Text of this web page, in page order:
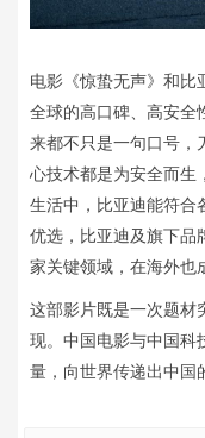
电影《惊蛰无声》和
全球的高口碑、高安全
来都不只是一句口号，
心技术都是为安全而生
生活中，比亚迪能符合
优选，比亚迪及旗下品
家关键领域，在海外也
这部影片既是一次题材
现。中国电影与中国科
量，向世界传递出中国